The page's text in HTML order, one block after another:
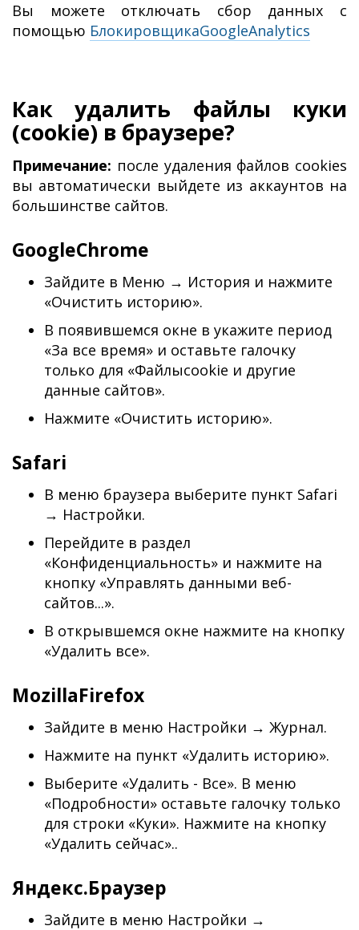
Вы можете отключать сбор данных с
помощью БлокировщикаGoogleAnalytics
Как удалить файлы куки
(cookie) в браузере?
Примечание: после удаления файлов cookies
вы автоматически выйдете из аккаунтов на
большинстве сайтов.
GoogleChrome
Зайдите в Меню → История и нажмите
«Очистить историю».
В появившемся окне в укажите период
«За все время» и оставьте галочку
только для «Файлыcookie и другие
данные сайтов».
Нажмите «Очистить историю».
Safari
В меню браузера выберите пункт Safari
→ Настройки.
Перейдите в раздел
«Конфиденциальность» и нажмите на
кнопку «Управлять данными веб-
сайтов...».
В открывшемся окне нажмите на кнопку
«Удалить все».
MozillaFirefox
Зайдите в меню Настройки → Журнал.
Нажмите на пункт «Удалить историю».
Выберите «Удалить - Все». В меню
«Подробности» оставьте галочку только
для строки «Куки». Нажмите на кнопку
«Удалить сейчас»..
Яндекс.Браузер
Зайдите в меню Настройки →